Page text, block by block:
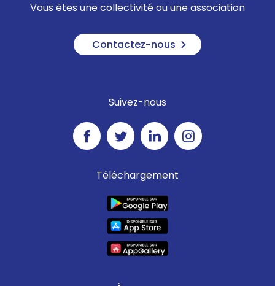
Vous êtes une collectivité ou une association
Contactez-nous
Suivez-nous
Téléchargement